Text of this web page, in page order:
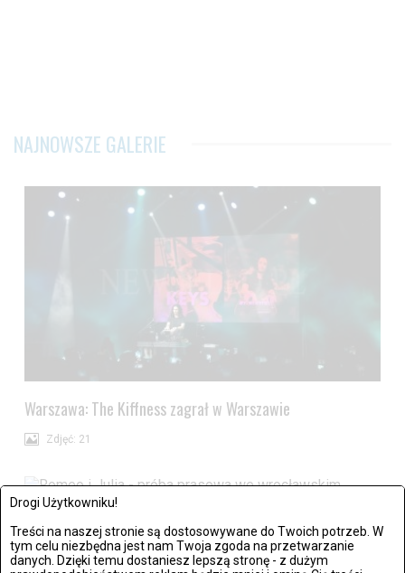
Drogi Użytkowniku!
Treści na naszej stronie są dostosowywane do Twoich potrzeb. W
tym celu niezbędna jest nam Twoja zgoda na przetwarzanie
danych. Dzięki temu dostaniesz lepszą stronę - z dużym
NAJNOWSZE GALERIE
Warszawa: The Kiffness zagrał w Warszawie
Zdjęć: 21
Wrocław: Romeo i Julia - próba prasowa we wrocławskim
Teatrze Capitol